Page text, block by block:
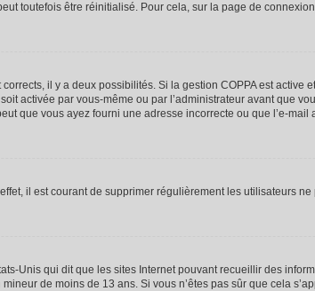
toutefois être réinitialisé. Pour cela, sur la page de
il y a deux possibilités. Si la gestion COPPA est
activée par vous-même ou par l’administrateur avant que
que vous ayez fourni une adresse incorrecte ou que l’e-
il est courant de supprimer régulièrement les utilisateurs
Unis qui dit que les sites Internet pouvant recueillir des
de moins de 13 ans. Si vous n’êtes pas sûr que cela